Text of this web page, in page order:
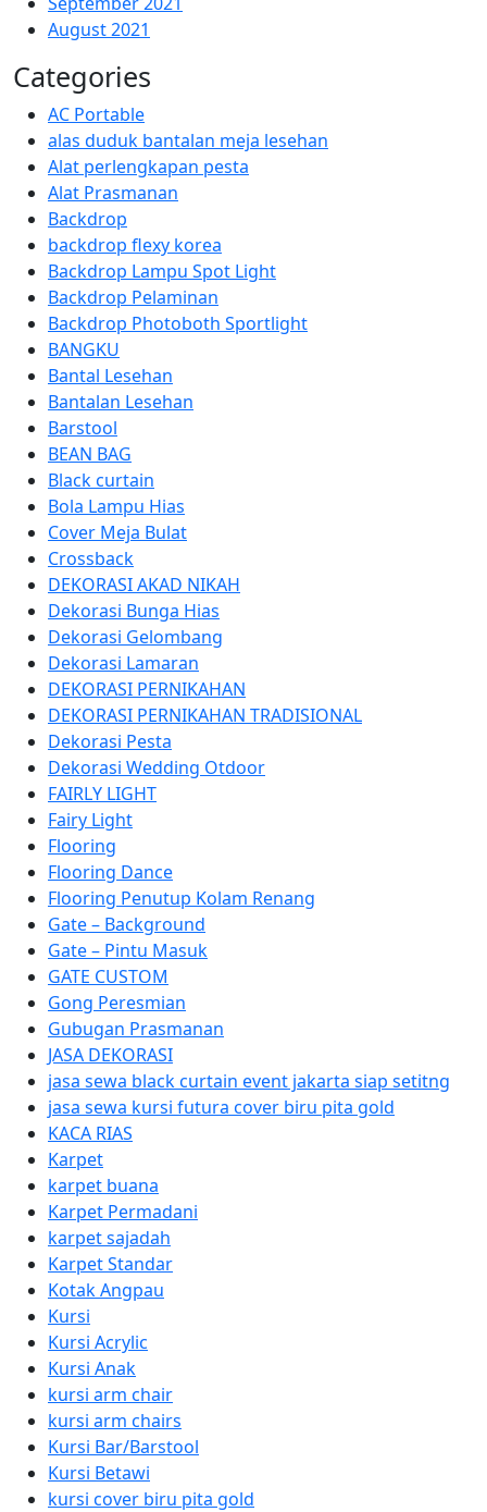
August 2021
Categories
AC Portable
alas duduk bantalan meja lesehan
Alat perlengkapan pesta
Alat Prasmanan
Backdrop
backdrop flexy korea
Backdrop Lampu Spot Light
Backdrop Pelaminan
Backdrop Photoboth Sportlight
BANGKU
Bantal Lesehan
Bantalan Lesehan
Barstool
BEAN BAG
Black curtain
Bola Lampu Hias
Cover Meja Bulat
Crossback
DEKORASI AKAD NIKAH
Dekorasi Bunga Hias
Dekorasi Gelombang
Dekorasi Lamaran
DEKORASI PERNIKAHAN
DEKORASI PERNIKAHAN TRADISIONAL
Dekorasi Pesta
Dekorasi Wedding Otdoor
FAIRLY LIGHT
Fairy Light
Flooring
Flooring Dance
Flooring Penutup Kolam Renang
Gate – Background
Gate – Pintu Masuk
GATE CUSTOM
Gong Peresmian
Gubugan Prasmanan
JASA DEKORASI
jasa sewa black curtain event jakarta siap setitng
jasa sewa kursi futura cover biru pita gold
KACA RIAS
Karpet
karpet buana
Karpet Permadani
karpet sajadah
Karpet Standar
Kotak Angpau
Kursi
Kursi Acrylic
Kursi Anak
kursi arm chair
kursi arm chairs
Kursi Bar/Barstool
Kursi Betawi
kursi cover biru pita gold